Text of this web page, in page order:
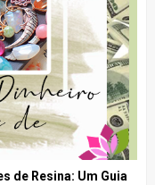
de Resina: Um Guia